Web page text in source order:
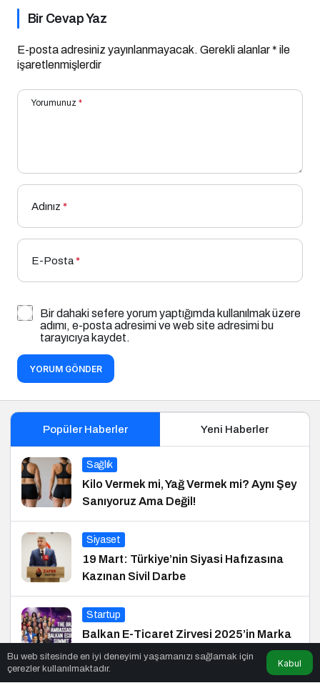
Bir Cevap Yaz
E-posta adresiniz yayınlanmayacak. Gerekli alanlar* ile
işaretlenmişlerdir
Yorumunuz *
Adınız *
E-Posta*
Bir dahaki sefere yorum yaptığımda kullanılmak üzere
adımı, e-posta adresimi ve web site adresimi bu
tarayıcıya kaydet.
YORUM GÖNDER
Popüler Haberler Yeni Haberler
Sağlık
Kilo Vermek mi, Yağ Vermek mi? Aynı Şey
Sanıyoruz Ama Değil!
Siyaset
19 Mart: Türkiye’nin Siyasi Hafızasına
Kazınan Sivil Darbe
Startup
Balkan E-Ticaret Zirvesi 2025’in Marka
Elçisi Belli Oldu
Bu web sitesinde en iyi deneyimi yaşamanızı sağlamak için
çerezler kullanılmaktadır.
Kabul